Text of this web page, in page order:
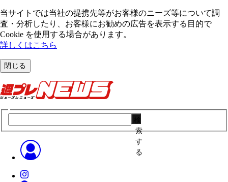
当サイトでは当社の提携先等がお客様のニーズ等について調
査・分析したり、お客様にお勧めの広告を表⽰する⽬的で
Cookie を使⽤する場合があります。
詳しくはこちら
閉じる
索
す
る